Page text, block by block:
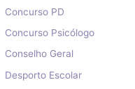
Concurso PD
Concurso Psicólogo
Conselho Geral
Desporto Escolar